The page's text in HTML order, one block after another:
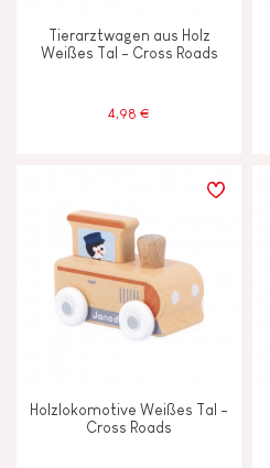
Tierarztwagen aus Holz
Weißes Tal - Cross Roads
4,98 €
Holzlokomotive Weißes Tal -
Cross Roads